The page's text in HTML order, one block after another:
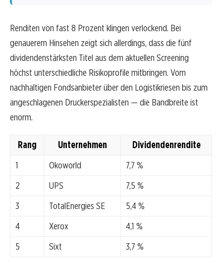
Renditen von fast 8 Prozent klingen verlockend. Bei
genauerem Hinsehen zeigt sich allerdings, dass die fünf
dividendenstärksten Titel aus dem aktuellen Screening
höchst unterschiedliche Risikoprofile mitbringen. Vom
nachhaltigen Fondsanbieter über den Logistikriesen bis zum
angeschlagenen Druckerspezialisten — die Bandbreite ist
enorm.
Rang Unternehmen
Dividendenrendite
1
Okoworld
7,7 %
2
UPS
7,5 %
3
TotalEnergies SE
5,4 %
4
Xerox
4,1 %
5
Sixt 3,7 %